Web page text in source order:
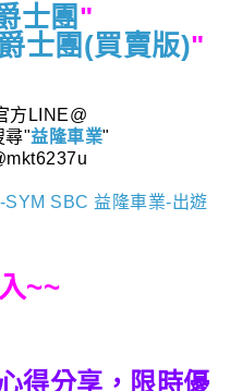
士團 "
士團(買賣版)"
方LINE@
尋"益隆車業"
SBC 益隆車業-出遊
~~
得分享，限時優